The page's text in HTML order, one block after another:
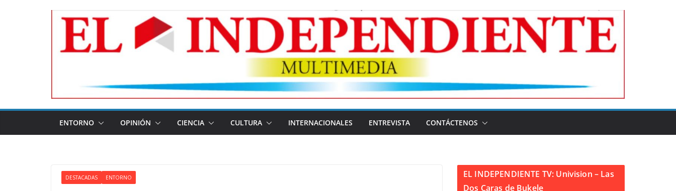
ENTORNO OPINIÓN CIENCIA CULTURA INTERNACIONALES ENTREVISTA CONTÁCTENOS
DESTACADAS ENTORNO
EL INDEPENDIENTE TV: Univision – Las
Dos Caras de Bukele